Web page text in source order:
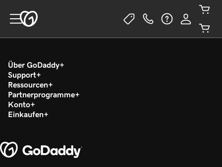
Über GoDaddy
Support
Ressourcen
Partnerprogramme
Konto
Einkaufen